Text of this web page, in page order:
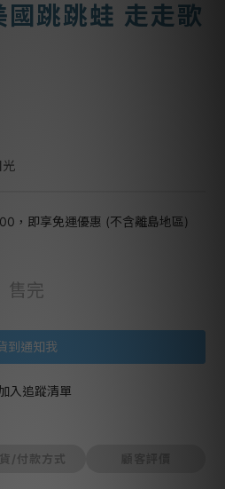
跳跳蛙 走走歌
光
，即享免運優惠 (不含離島地區)
售完
到通知我
入追蹤清單
/付款方式